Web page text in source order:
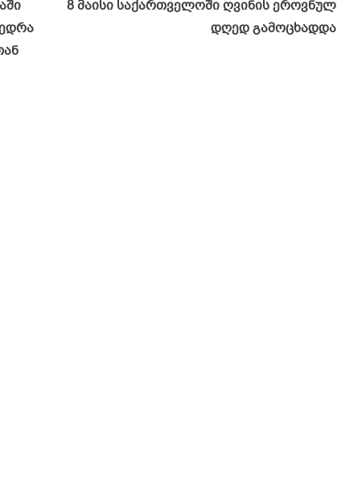
8 მაისი საქართველოში ღვინის ეროვნულ
დღედ გამოცხადდა